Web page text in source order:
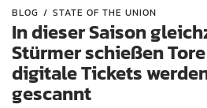
BLOG STATE OF THE UNION
In dieser Saison
Stürmer schießen
digitale Tickets
gescannt